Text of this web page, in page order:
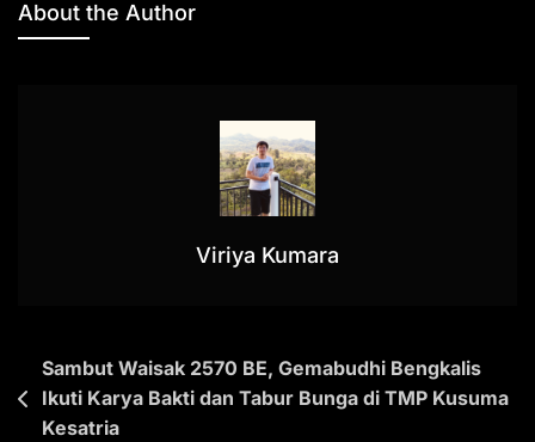
k
About the Author
Viriya Kumara
Post
navigation
Sambut Waisak 2570 BE, Gemabudhi Bengkalis
Ikuti Karya Bakti dan Tabur Bunga di TMP Kusuma
Kesatria